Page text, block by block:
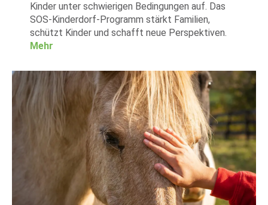
Kinder unter schwierigen Bedingungen auf. Das
SOS-Kinderdorf-Programm stärkt Familien,
schützt Kinder und schafft neue Perspektiven.
Mehr